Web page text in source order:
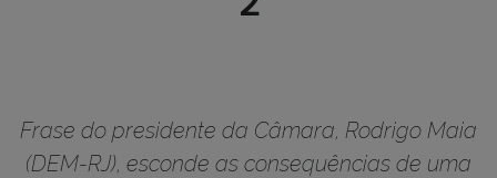
Frase do presidente da Câmara, Rodrigo Maia
(DEM-RJ), esconde as consequências de uma